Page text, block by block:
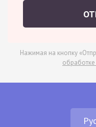
Нажимая на кнопку